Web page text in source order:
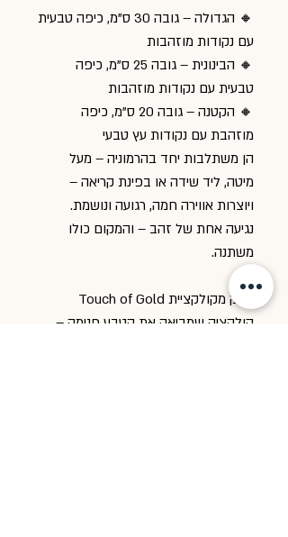
🔸 הגדולה – גובה 30 ס”מ, כיפה טבעית
עם נקודות מוזהבות
🔸 הבינונית – גובה 25 ס”מ, כיפה
טבעית עם נקודות מוזהבות
🔸 הקטנה – גובה 20 ס”מ, כיפה
מוזהבת עם נקודות עץ טבעי
הן משתלבות יחד בהרמוניה – מעל
מיטה, ליד שידה או בפינת קריאה –
ויוצרות אווירה חמה, רגועה ונושמת.
נגיעה אחת של זהב – והמקום כולו
משתנה.
חלק מקולקציית Touch of Gold
קולקציה שמביאה את הטבע פנימה –